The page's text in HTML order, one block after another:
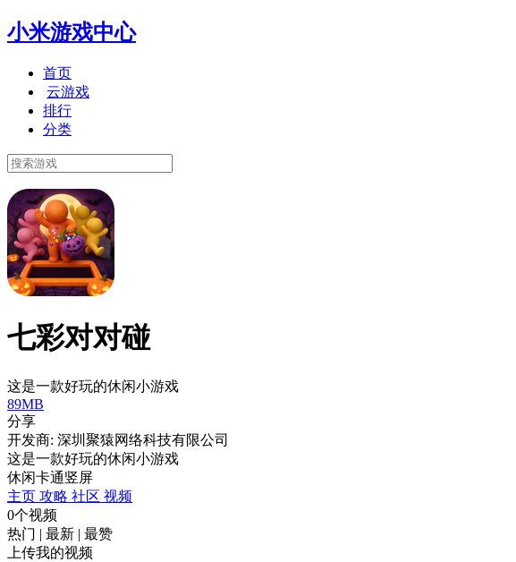
小米游戏中心
首页
云游戏
排行
分类
七彩对对碰
这是一款好玩的休闲小游戏
89MB
分享
开发商: 深圳聚猿网络科技有限公司
这是一款好玩的休闲小游戏
休闲卡通竖屏
主页 攻略 社区 视频
0个视频
热门 | 最新 | 最赞
上传我的视频